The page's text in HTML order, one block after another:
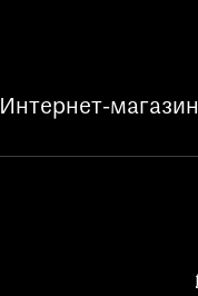
Интернет-магазин